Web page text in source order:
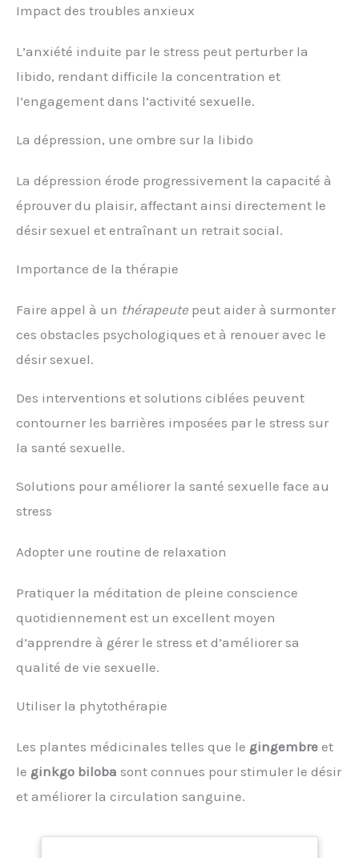
Impact des troubles anxieux
L’anxiété induite par le stress peut perturber la
libido, rendant difficile la concentration et
l’engagement dans l’activité sexuelle.
La dépression, une ombre sur la libido
La dépression érode progressivement la capacité à
éprouver du plaisir, affectant ainsi directement le
désir sexuel et entraînant un retrait social.
Importance de la thérapie
Faire appel à un thérapeute peut aider à surmonter
ces obstacles psychologiques et à renouer avec le
désir sexuel.
Des interventions et solutions ciblées peuvent
contourner les barrières imposées par le stress sur
la santé sexuelle.
Solutions pour améliorer la santé sexuelle face au
stress
Adopter une routine de relaxation
Pratiquer la méditation de pleine conscience
quotidiennement est un excellent moyen
d’apprendre à gérer le stress et d’améliorer sa
qualité de vie sexuelle.
Utiliser la phytothérapie
Les plantes médicinales telles que le gingembre et
le ginkgo biloba sont connues pour stimuler le désir
et améliorer la circulation sanguine.